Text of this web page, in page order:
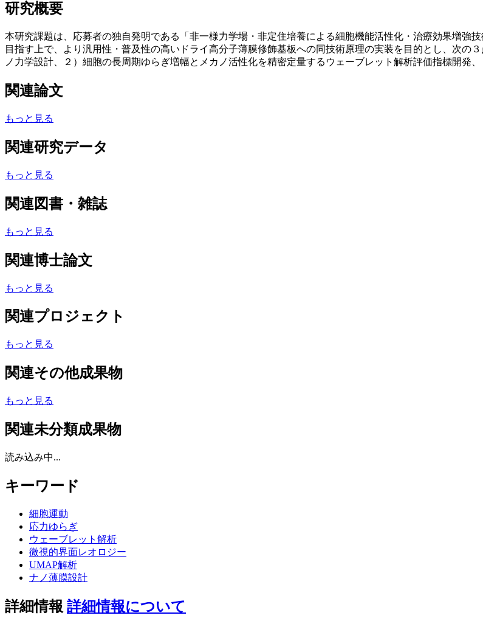
研究概要
本研究課題は、応募者の独自発明である「非一様力学場・非定住培養による細胞機能活性化・治療効果増強
目指す上で、より汎用性・普及性の高いドライ高分子薄膜修飾基板への同技術原理の実装を目的とし、次の
ノ力学設計、２）細胞の長周期ゆらぎ増幅とメカノ活性化を精密定量するウェーブレット解析評価指標開発
関連論文
もっと見る
関連研究データ
もっと見る
関連図書・雑誌
もっと見る
関連博士論文
もっと見る
関連プロジェクト
もっと見る
関連その他成果物
もっと見る
関連未分類成果物
読み込み中...
キーワード
細胞運動
応力ゆらぎ
ウェーブレット解析
微視的界面レオロジー
UMAP解析
ナノ薄膜設計
詳細情報 詳細情報について